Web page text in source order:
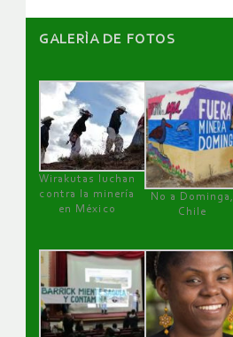
GALERÌA DE FOTOS
Wirakutas luchan
contra la minería
en México
No a Dominga,
Chile